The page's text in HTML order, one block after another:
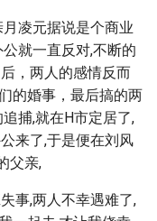
凌元据说是个商业
就一直反对,不断的
，两人的感情反而
的婚事，最后搞的两
捕,就在H市定居了,
来了,于是便在刘风
父亲,
事,两人不幸遇难了,